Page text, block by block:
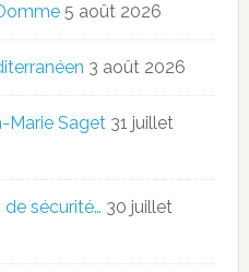
5 août 2026
3 août 2026
Marie Saget 31 juillet
de sécurité… 30 juillet